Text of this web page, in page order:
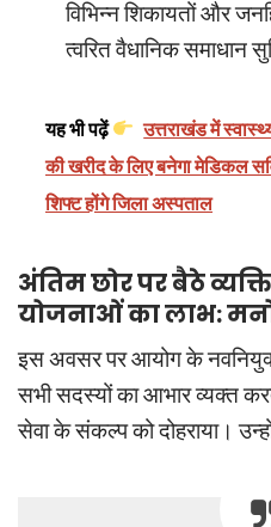
विभिन्न शिकायतों और
त्वरित वैधानिक समाधान
यह भी पढ़ें
उत्तराखंड में
की खरीद के लिए बनेगा मेडिकल
शिफ्ट होंगे जिला अस्पताल
अंतिम छोर पर बैठे
योजनाओं का लाभ:
इस अवसर पर आयोग के
सभी सदस्यों का आभार व्यक्त
सेवा के संकल्प को दोहराया।